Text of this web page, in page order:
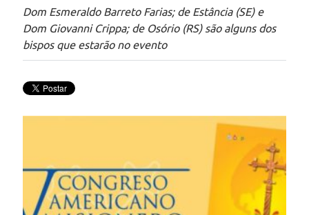
Dom Esmeraldo Barreto Farias; de Estância (SE) e
Dom Giovanni Crippa; de Osório (RS) são alguns dos
bispos que estarão no evento